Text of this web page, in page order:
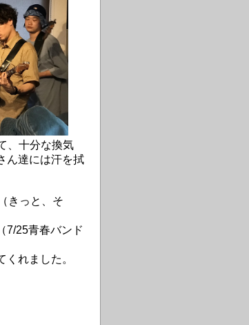
、十分な換気
ん達には汗を拭
きっと、そ
7/25青春バンド
れました。